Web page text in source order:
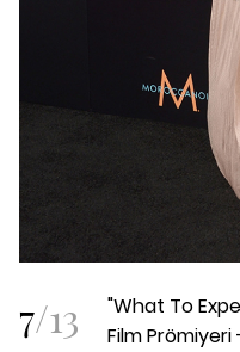
7/13
"What To
Film Prömiyeri